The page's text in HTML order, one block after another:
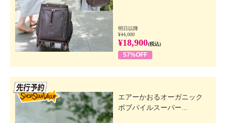
明日以降
¥44,000
¥18,900(税込)
57%OFF
エアーかおるオーガニック
ボブパイルスーパー...